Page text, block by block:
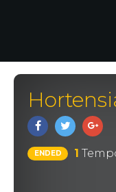
ENDED 1